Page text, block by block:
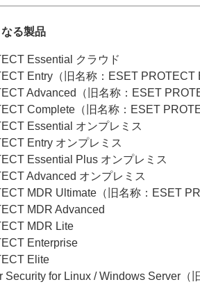
る製品
Essential クラウド
Entry（旧名称：ESET PROTECT
Advanced（旧名称：ESET
Complete（旧名称：ESET
Essential オンプレミス
Entry オンプレミス
Essential Plus オンプレミス
Advanced オンプレミス
MDR Ultimate（旧名称：ESET
MDR Advanced
MDR Lite
Enterprise
Elite
Security for Linux / Windows Server